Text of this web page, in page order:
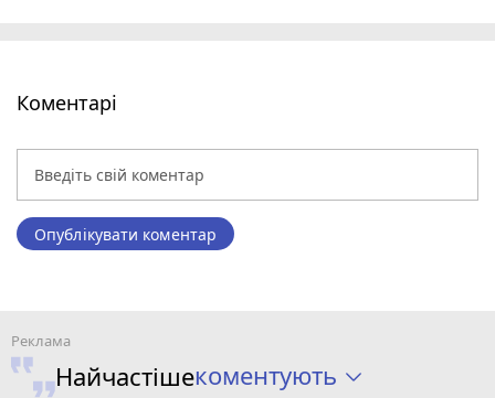
Коментарі
Опублікувати коментар
Найчастішекоментують